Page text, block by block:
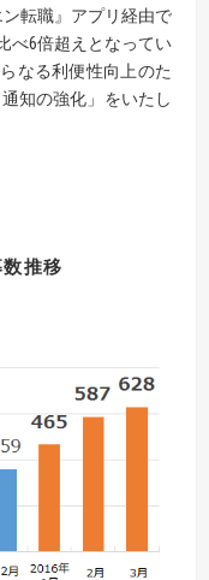
転職』アプリ経由で
べ6倍超えとなってい
なる利便性向上のた
知の強化」をいたし
推移